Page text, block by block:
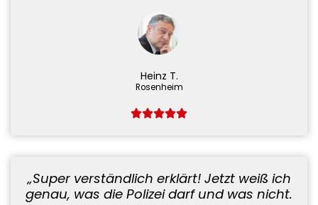
Heinz T.
Rosenheim
„Super verständlich erklärt! Jetzt weiß ich
genau, was die Polizei darf und was nicht.